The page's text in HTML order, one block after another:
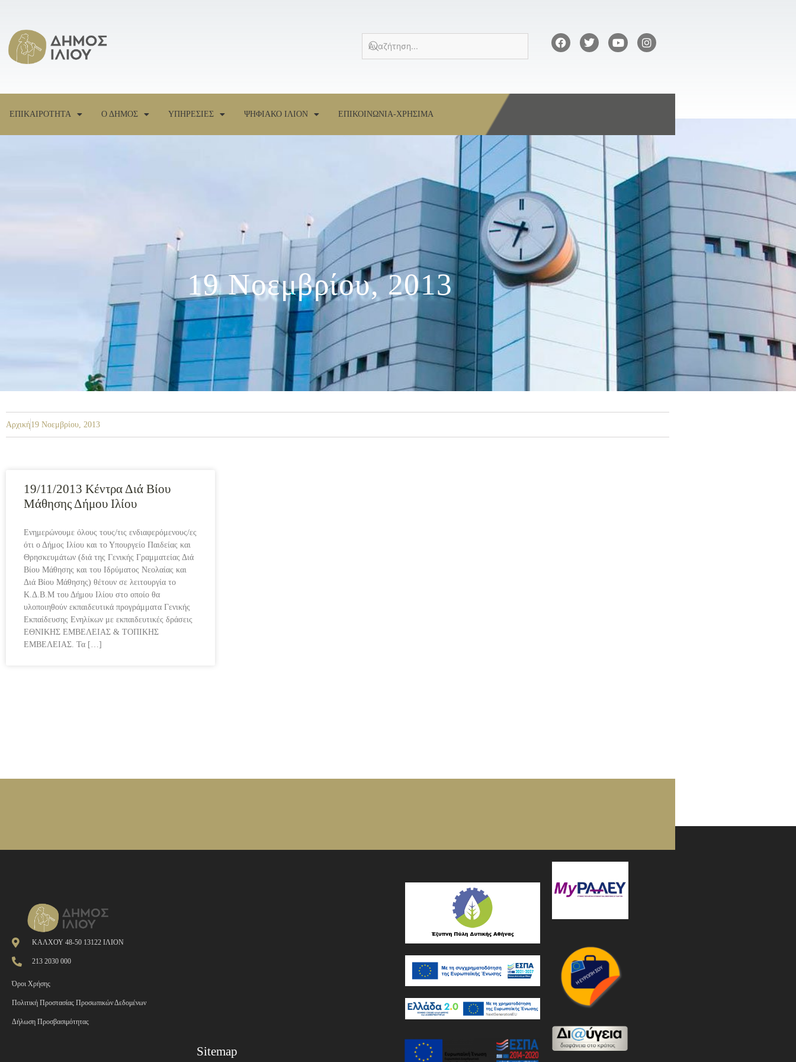
ΕΠΙΚΑΙΡΟΤΗΤΑ Ο ΔΗΜΟΣ ΥΠΗΡΕΣΙΕΣ ΨΗΦΙΑΚΟ ΙΛΙΟΝ ΕΠΙΚΟΙΝΩΝΙΑ-ΧΡΗΣΙΜΑ
19 Νοεμβρίου, 2013
Αρχική19 Νοεμβρίου, 2013
19/11/2013 Κέντρα Διά Βίου
Μάθησης Δήμου Ιλίου
Ενημερώνουμε όλους τους/τις ενδιαφερόμενους/ες
ότι ο Δήμος Ιλίου και το Υπουργείο Παιδείας και
Θρησκευμάτων (διά της Γενικής Γραμματείας Διά
Βίου Μάθησης και του Ιδρύματος Νεολαίας και
Διά Βίου Μάθησης) θέτουν σε λειτουργία το
Κ.Δ.Β.Μ του Δήμου Ιλίου στο οποίο θα
υλοποιηθούν εκπαιδευτικά προγράμματα Γενικής
Εκπαίδευσης Ενηλίκων με εκπαιδευτικές δράσεις
ΕΘΝΙΚΗΣ ΕΜΒΕΛΕΙΑΣ & ΤΟΠΙΚΗΣ
ΕΜΒΕΛΕΙΑΣ. Τα […]
ΚΑΛΧΟΥ 48-50 13122 ΙΛΙΟΝ
213 2030 000
Όροι Χρήσης
Πολιτική Προστασίας Προσωπικών Δεδομένων
Δήλωση Προσβασιμότητας
Sitemap